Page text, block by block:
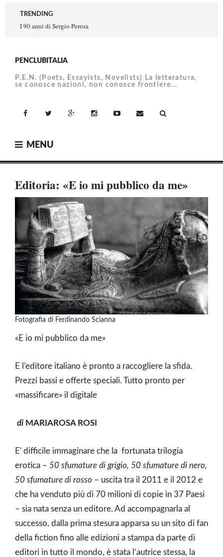
content
TRENDING
I 90 anni di Sergio Perosa
PENCLUBITALIA
P.E.N. (Poets, Essayists, Novelists) La letteratura,
se conosce nazioni, non conosce frontiere...
Twitter Google+ Email
MENU
Editoria: «E io mi pubblico da me»
Fotografia di Ferdinando Scianna
«E io mi pubblico da me»
E l’editore italiano è pronto a raccogliere la sfida.
Prezzi bassi e offerte speciali. Tutto pronto per
«massificare» il digitale
di MARIAROSA ROSI
E' difficile immaginare che la fortunata trilogia
erotica – 50 sfumature di grigio, 50 sfumature di nero,
50 sfumature di rosso – uscita tra il 2011 e il 2012 e
che ha venduto più di 70 milioni di copie in 37 Paesi
– sia nata senza un editore. Ad accompagnarla al
successo, dalla prima stesura apparsa su un sito di fan
della fiction fino alle edizioni a stampa da parte di
editori in tutto il mondo, è stata l’autrice stessa, la